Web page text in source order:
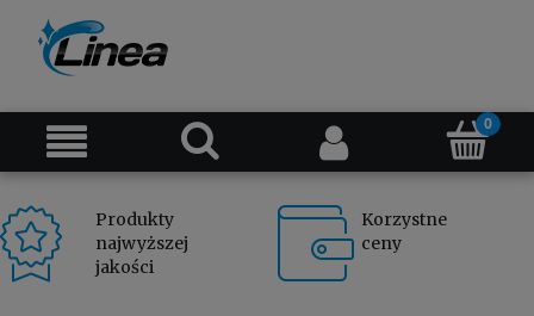
Produkty
najwyższej
jakości
Korzystne
ceny